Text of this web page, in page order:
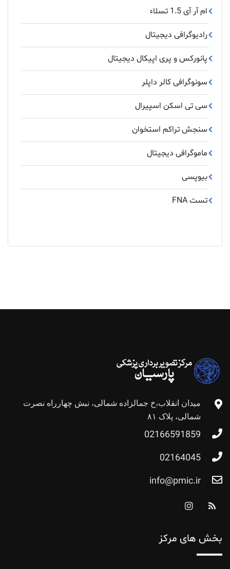
ام آر آی 1.5 تسلاء
رادیوگرافی دیجیتال
پانورکس‌ و ‌پری ‌اپیکال ‌دیجیتال
سونوگرافی کالر داپلر
سی تی اسکن اسپیرال
سنجش تراکم استخوان
ماموگرافی دیجیتال
بیوپسی
تست FNA
میدان انقلاب،خ جمالزاده شمالی، نبش چهارراه نصرت
شمالی، پلاک ۸۱
02166591859
02164045
info@pmic.ir
بخش های مرکز